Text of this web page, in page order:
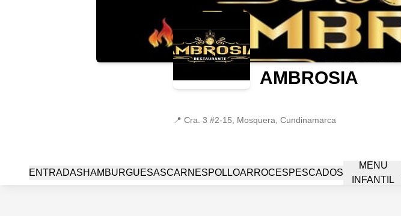
AMBROSIA
📍 Cra. 3 #2-15, Mosquera, Cundinamarca
ENTRADASHAMBURGUESASCARNESPOLLOARROCESPESCADOS
MENU
INFANTIL